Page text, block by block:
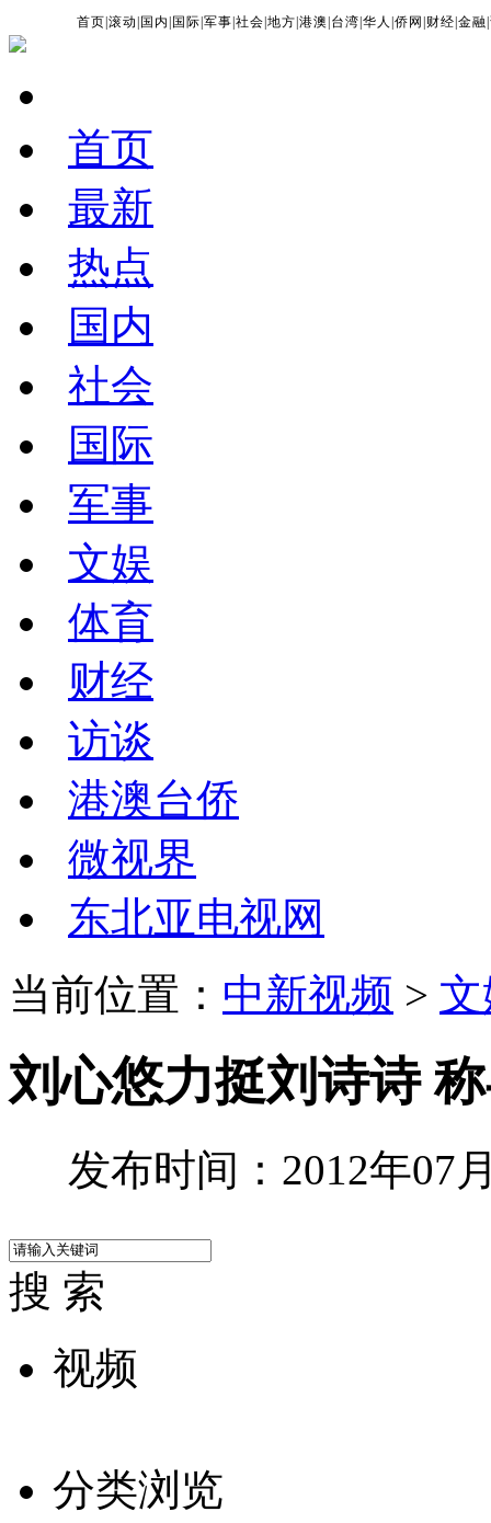
首页 |滚动 国内 国际 |军事 |社会 |地方 |港澳 台湾 |华人 |侨网 财经 |金融 |
首页
最新
热点
国内
社会
国际
军事
文娱
体育
财经
访谈
港澳台侨
微视界
东北亚电视网
当前位置： 中新视频 >
刘心悠力挺刘诗诗
发布时间：2012年07
搜 索
视频
分类浏览